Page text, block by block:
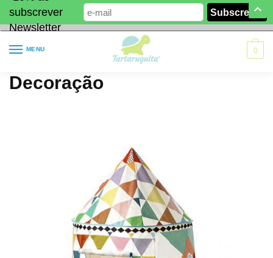
subscrever
Newsletter
MENU 0
Decoração